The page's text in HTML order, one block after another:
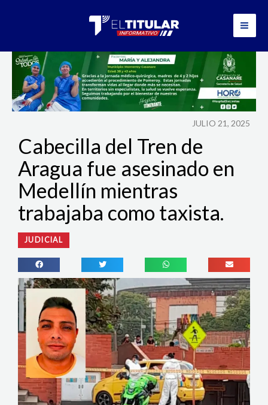
JULIO 21, 2025
Cabecilla del Tren de
Aragua fue asesinado en
Medellín mientras
trabajaba como taxista.
JUDICIAL